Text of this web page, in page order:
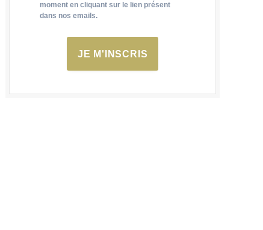
moment en cliquant sur le lien présent
dans nos emails.
JE M'INSCRIS